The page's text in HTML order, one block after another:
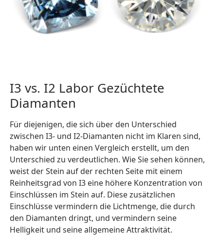
I3 vs. I2 Labor Gezüchtete
Diamanten
Für diejenigen, die sich über den Unterschied
zwischen I3- und I2-Diamanten nicht im Klaren sind,
haben wir unten einen Vergleich erstellt, um den
Unterschied zu verdeutlichen. Wie Sie sehen können,
weist der Stein auf der rechten Seite mit einem
Reinheitsgrad von I3 eine höhere Konzentration von
Einschlüssen im Stein auf. Diese zusätzlichen
Einschlüsse vermindern die Lichtmenge, die durch
den Diamanten dringt, und vermindern seine
Helligkeit und seine allgemeine Attraktivität.